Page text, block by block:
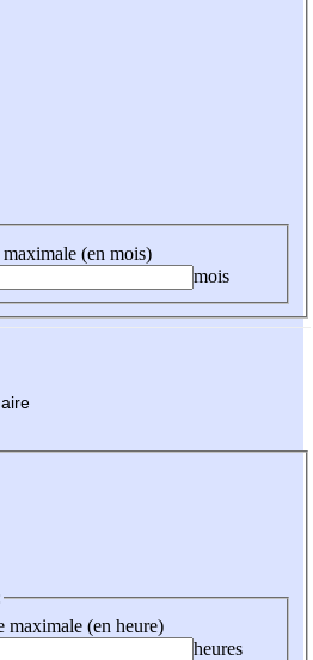
(en mois)
mois
maximale (en heure)
heures